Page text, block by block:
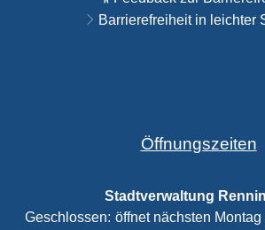
Barrierefreiheit in leichter
Öffnungszeiten
Stadtverwaltung
Klicken, um weitere Öffnungs- oder
Geschlossen: öffnet nächsten